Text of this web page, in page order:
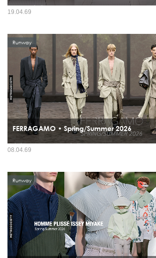
คอลเลคชั่นนี้หยิบพลังของมหานครเอเชียมาเล่าผ่านแสง สี แ
ชีวิตจริง ช่วงเวลาที่คุณก้าวออกจากรถไฟใต้ดิน เดินสู่แดดบ่า
19.04.69
FERRAGAMO • Spring/Summer 2026
สิ่งที่น่าสนใจคือคอลเลคชั่นนี้ไม่ได้มองยุค 1920s ผ่านเลนส์ยุโ
เชื่อมโยงไปถึงแรงบันดาลใจจาก Africana Movement ช่วงเ
Runway
08.04.69
Runway